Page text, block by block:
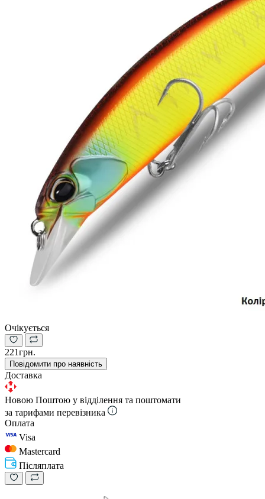
Очікується
221грн.
Повідомити про наявність
Доставка
Новою Поштою у відділення та поштомати
за тарифами перевізника
Оплата
Visa
Mastercard
Післяплата